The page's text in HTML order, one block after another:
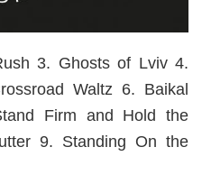
3. Ghosts of Lviv 4.
Waltz 6. Baikal
Firm and Hold the
9. Standing On the